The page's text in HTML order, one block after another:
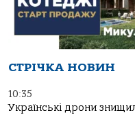
СТРІЧКА НОВИН
10:35
Українські дрони